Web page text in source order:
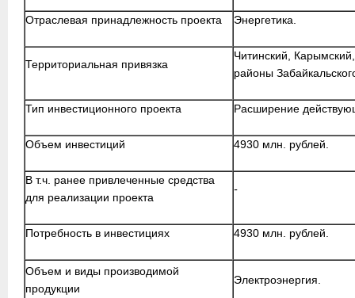
Отраслевая принадлежность проекта Энергетика.
Территориальная привязка
Читинский,
районы
Тип инвестиционного проекта Расширение
Объем инвестиций 4930 млн. рублей.
В т.ч. ранее привлеченные средства
для реализации проекта
-
Потребность в инвестициях 4930 млн. рублей.
Объем и виды производимой
продукции
Электроэнергия.